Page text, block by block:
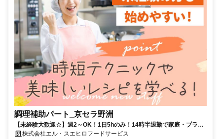
調理補助パート_京セラ野洲
【未経験大歓迎☆】週2～OK！1日5hのみ！14時半退勤で家庭・プライ
ベートとも両立◎／20～40代活躍中！
株式会社エル・スエヒロフードサービス